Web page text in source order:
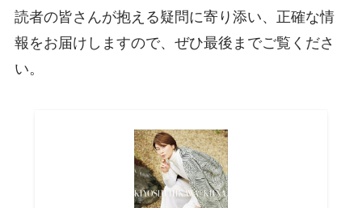
読者の皆さんが抱える疑問に寄り添い、正確な情
報をお届けしますので、ぜひ最後までご覧くださ
い。